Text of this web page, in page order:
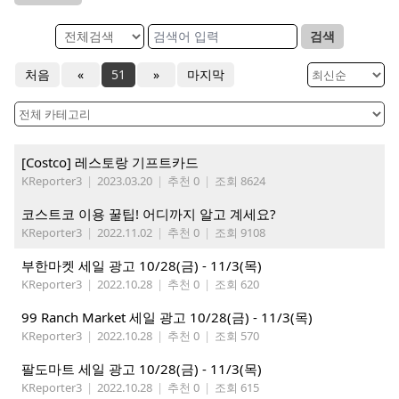
검색
처음 « 51 » 마지막
[Costco] 레스토랑 기프트카드
KReporter3 | 2023.03.20 | 추천 0 | 조회 8624
코스트코 이용 꿀팁! 어디까지 알고 계세요?
KReporter3 | 2022.11.02 | 추천 0 | 조회 9108
부한마켓 세일 광고 10/28(금) - 11/3(목)
KReporter3 | 2022.10.28 | 추천 0 | 조회 620
99 Ranch Market 세일 광고 10/28(금) - 11/3(목)
KReporter3 | 2022.10.28 | 추천 0 | 조회 570
팔도마트 세일 광고 10/28(금) - 11/3(목)
KReporter3 | 2022.10.28 | 추천 0 | 조회 615